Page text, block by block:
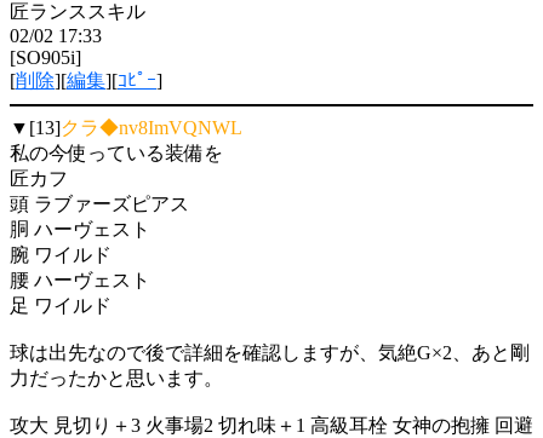
匠ランススキル
02/02 17:33
[SO905i]
[削除][編集][ｺﾋﾟｰ]
▼[13]クラ◆nv8ImVQNWL
私の今使っている装備を
匠カフ
頭 ラブァーズピアス
胴 ハーヴェスト
腕 ワイルド
腰 ハーヴェスト
足 ワイルド
球は出先なので後で詳細を確認しますが、気絶G×2、あと剛
力だったかと思います。
攻大 見切り＋3 火事場2 切れ味＋1 高級耳栓 女神の抱擁 回避